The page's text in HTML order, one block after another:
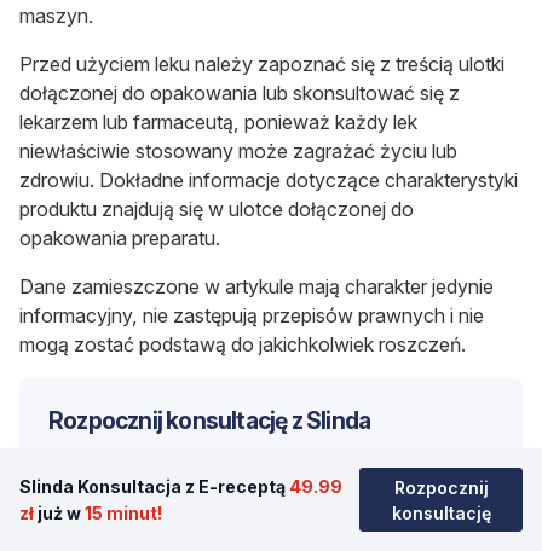
Slinda Konsultacja z E-receptą 49.99
zł już w15 minut!
Rozpocznij
konsultację
maszyn.
Przed użyciem leku należy zapoznać się z treścią ulotki
dołączonej do opakowania lub skonsultować się z
lekarzem lub farmaceutą, ponieważ każdy lek
niewłaściwie stosowany może zagrażać życiu lub
zdrowiu. Dokładne informacje dotyczące charakterystyki
produktu znajdują się w ulotce dołączonej do
opakowania preparatu.
Dane zamieszczone w artykule mają charakter jedynie
informacyjny, nie zastępują przepisów prawnych i nie
mogą zostać podstawą do jakichkolwiek roszczeń.
Rozpocznij konsultację z Slinda
wychodzenia z domu.
Rozpocznij konsultację